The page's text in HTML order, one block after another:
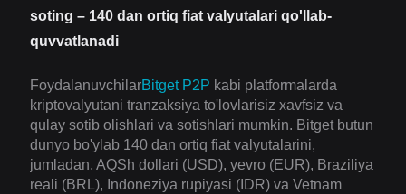
soting – 140 dan ortiq fiat valyutalari qo'llab-
quvvatlanadi
FoydalanuvchilarBitget P2P kabi platformalarda
kriptovalyutani tranzaksiya to'lovlarisiz xavfsiz va
qulay sotib olishlari va sotishlari mumkin. Bitget butun
dunyo bo'ylab 140 dan ortiq fiat valyutalarini,
jumladan, AQSh dollari (USD), yevro (EUR), Braziliya
reali (BRL), Indoneziya rupiyasi (IDR) va Vetnam